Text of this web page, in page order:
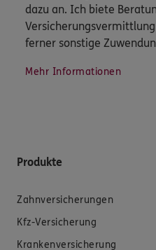
dazu an. Ich biete
ferner sonstige
Mehr Informationen
Produkte
Zahnversicherungen
Kfz-Versicherung
Krankenversicherung